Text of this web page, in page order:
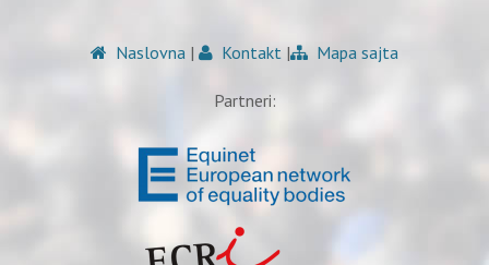
Naslovna | Kontakt | Mapa sajta
Partneri: